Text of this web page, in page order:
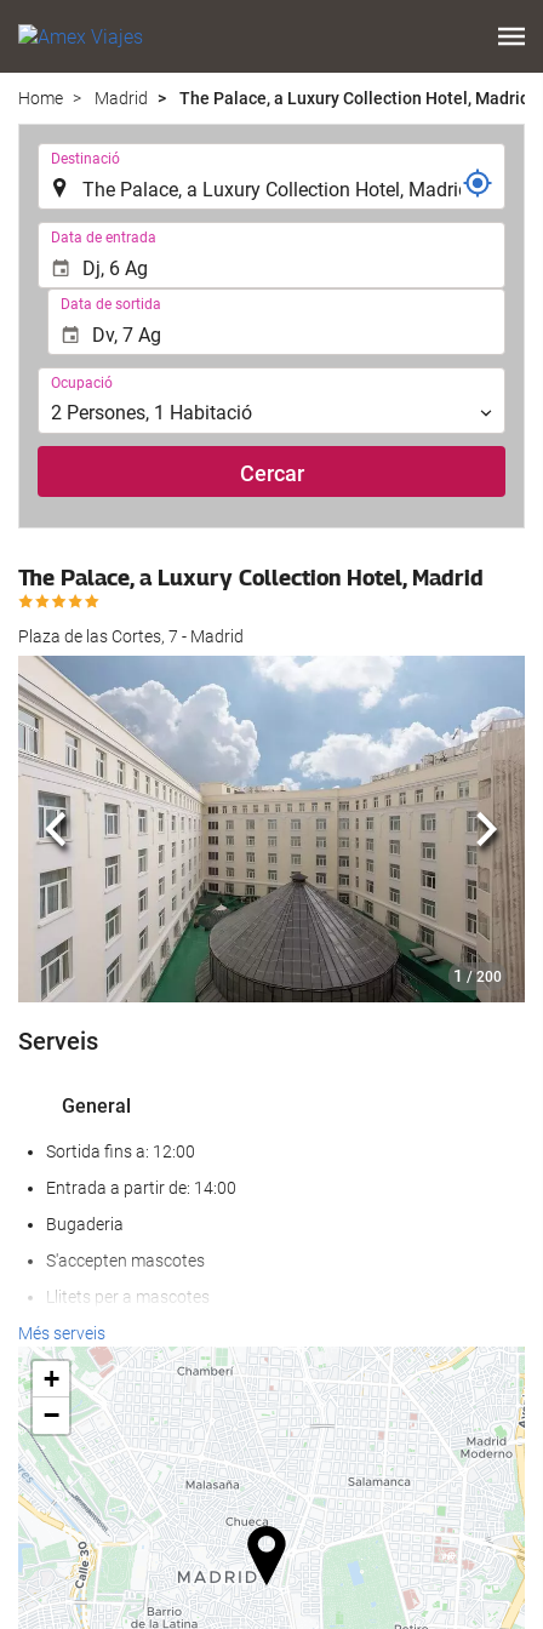
Home Madrid The Palace, a Luxury Collection Hotel, Madrid
Destinació
Data de entrada
Data de sortida
Ocupació
Ocupació
2 Persones, 1 Habitació
Cercar
The Palace, a Luxury Collection Hotel, Madrid
Plaza de las Cortes, 7 - Madrid
1 / 200
Anterior
Serveis
General
Sortida fins a: 12:00
Entrada a partir de: 14:00
Bugaderia
S'accepten mascotes
Llitets per a mascotes
Bols per a mascotes
Aire condicionat
Calefacció
Ascensor
Accés persones amb mobilitat reduïda
Habitacions No Fumadors
Habitacions insonoritzades
Menjar i beguda
Més serveis
+
−